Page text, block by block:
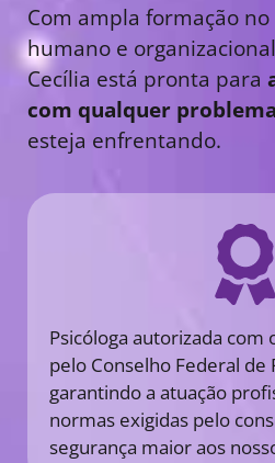
Com ampla formação
humano e
Cecília está pronta para
com qualquer
esteja enfrentando.
Psicóloga autorizada com
pelo Conselho Federal de
garantindo a atuação
normas exigidas pelo
segurança maior aos